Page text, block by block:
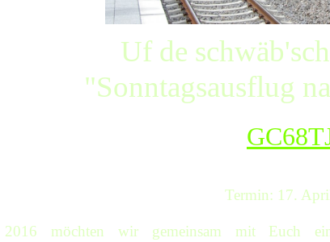
Uf de
"Sonntagsausflug
Termin: 17.
2016 möchten wir gemeinsam mit Euch